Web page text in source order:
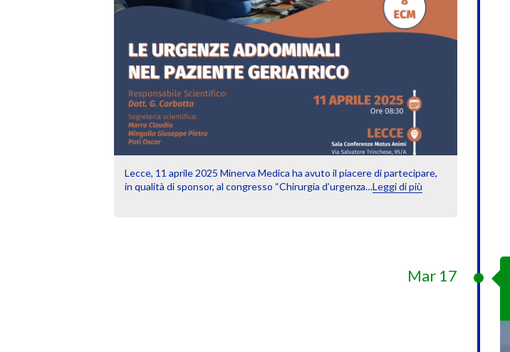
Lecce, 11 aprile 2025 Minerva Medica ha avuto il piacere di partecipare,
in qualità di sponsor, al congresso “Chirurgia d’urgenza…Leggi di più
Mar 17